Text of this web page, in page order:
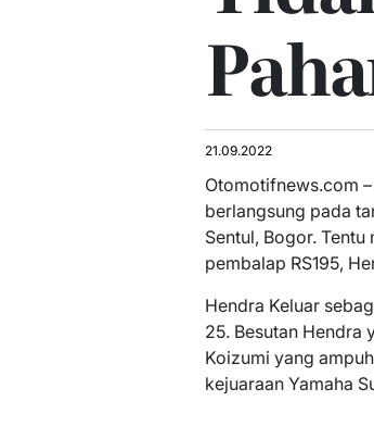
21.09.2022
Otomotifnews.com
berlangsung pada
Sentul, Bogor.
pembalap RS195,
Hendra Keluar
25. Besutan Hendra
Koizumi yang
kejuaraan Yamaha